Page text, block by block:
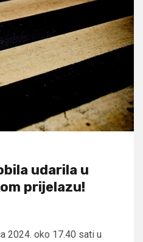
udarila u
prijelazu!
2024. oko 17.40 sati u